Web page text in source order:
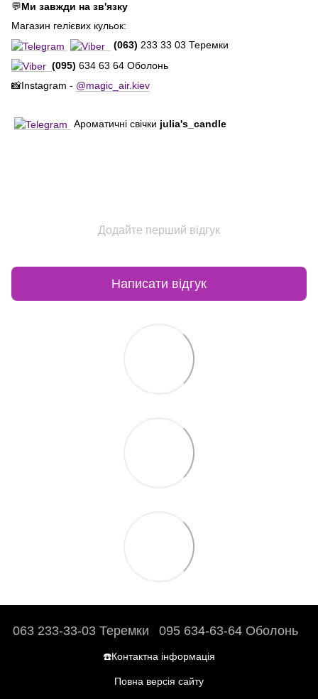
💬Ми завжди на зв'язку
Магазин гелієвих кульок:
(063) 233 33 03 Теремки
(095) 634 63 64 Оболонь
📸Instagram - @magic_air.kiev
Ароматичні свічки julia's_candle
Додайте перший відгук
Написати відгук
063 233-33-03 Теремки 095 634-63-64 Оболонь
☎️Контактна інформація
Повна версія сайту